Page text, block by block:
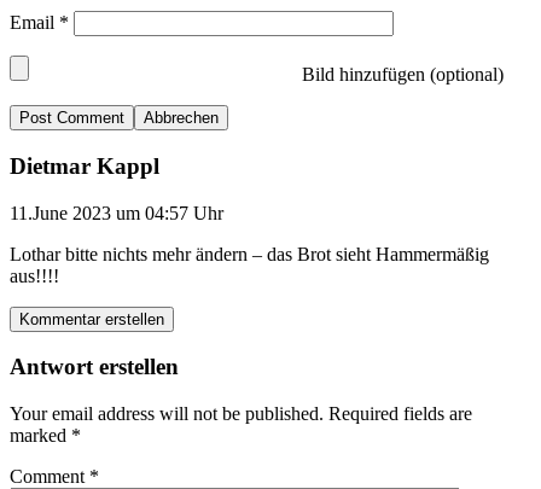
Email *
Bild hinzufügen (optional)
Abbrechen
Dietmar Kappl
11.June 2023 um 04:57 Uhr
Lothar bitte nichts mehr ändern – das Brot sieht Hammermäßig
aus!!!!
Kommentar erstellen
Antwort erstellen
Your email address will not be published. Required fields are
marked *
Comment *